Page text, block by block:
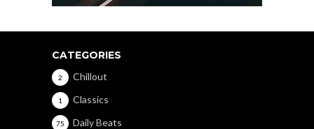
CATEGORIES
Chillout
2
Classics
1
Daily Beats
75